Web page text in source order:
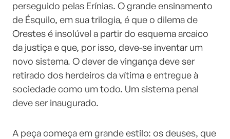
perseguido pelas Erínias. O grande ensinamento
de Ésquilo, em sua trilogia, é que o dilema de
Orestes é insolúvel a partir do esquema arcaico
da justiça e que, por isso, deve-se inventar um
novo sistema. O dever de vingança deve ser
retirado dos herdeiros da vítima e entregue à
sociedade como um todo. Um sistema penal
deve ser inaugurado.
A peça começa em grande estilo: os deuses, que